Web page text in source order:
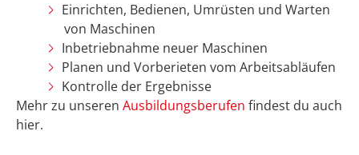
Einrichten, Bedienen, Umrüsten und Warten
von Maschinen
Inbetriebnahme neuer Maschinen
Planen und Vorberieten vom Arbeitsabläufen
Kontrolle der Ergebnisse
Mehr zu unseren Ausbildungsberufen findest du auch
hier.